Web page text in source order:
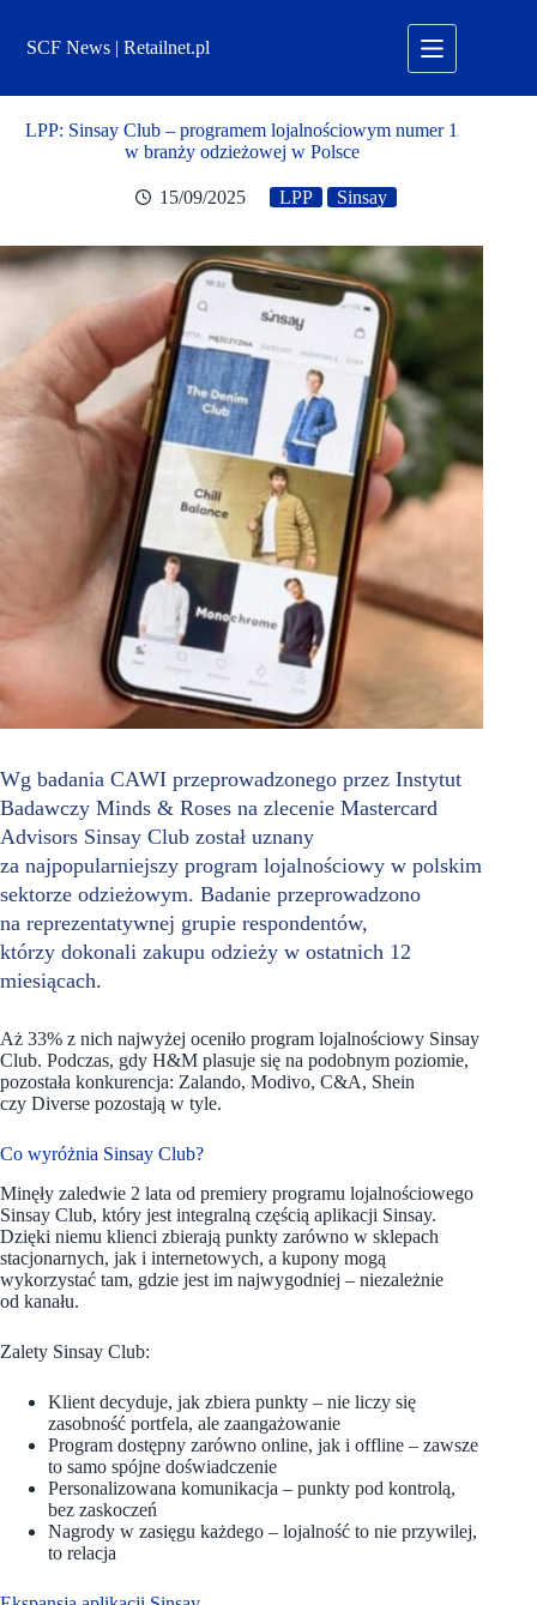
treściSCF News | Retailnet.pl
LPP: Sinsay Club – programem lojalnościowym numer 1
w branży odzieżowej w Polsce
15/09/2025 LPP Sinsay
Wg badania CAWI przeprowadzonego przez Instytut
Badawczy Minds & Roses na zlecenie Mastercard
Advisors Sinsay Club został uznany
za najpopularniejszy program lojalnościowy w polskim
sektorze odzieżowym. Badanie przeprowadzono
na reprezentatywnej grupie respondentów,
którzy dokonali zakupu odzieży w ostatnich 12
miesiącach.
Aż 33% z nich najwyżej oceniło program lojalnościowy Sinsay
Club. Podczas, gdy H&M plasuje się na podobnym poziomie,
pozostała konkurencja: Zalando, Modivo, C&A, Shein
czy Diverse pozostają w tyle.
Co wyróżnia Sinsay Club?
Minęły zaledwie 2 lata od premiery programu lojalnościowego
Sinsay Club, który jest integralną częścią aplikacji Sinsay.
Dzięki niemu klienci zbierają punkty zarówno w sklepach
stacjonarnych, jak i internetowych, a kupony mogą
wykorzystać tam, gdzie jest im najwygodniej – niezależnie
od kanału.
Zalety Sinsay Club:
Klient decyduje, jak zbiera punkty – nie liczy się
zasobność portfela, ale zaangażowanie
Program dostępny zarówno online, jak i offline – zawsze
to samo spójne doświadczenie
Personalizowana komunikacja – punkty pod kontrolą,
bez zaskoczeń
Nagrody w zasięgu każdego – lojalność to nie przywilej,
to relacja